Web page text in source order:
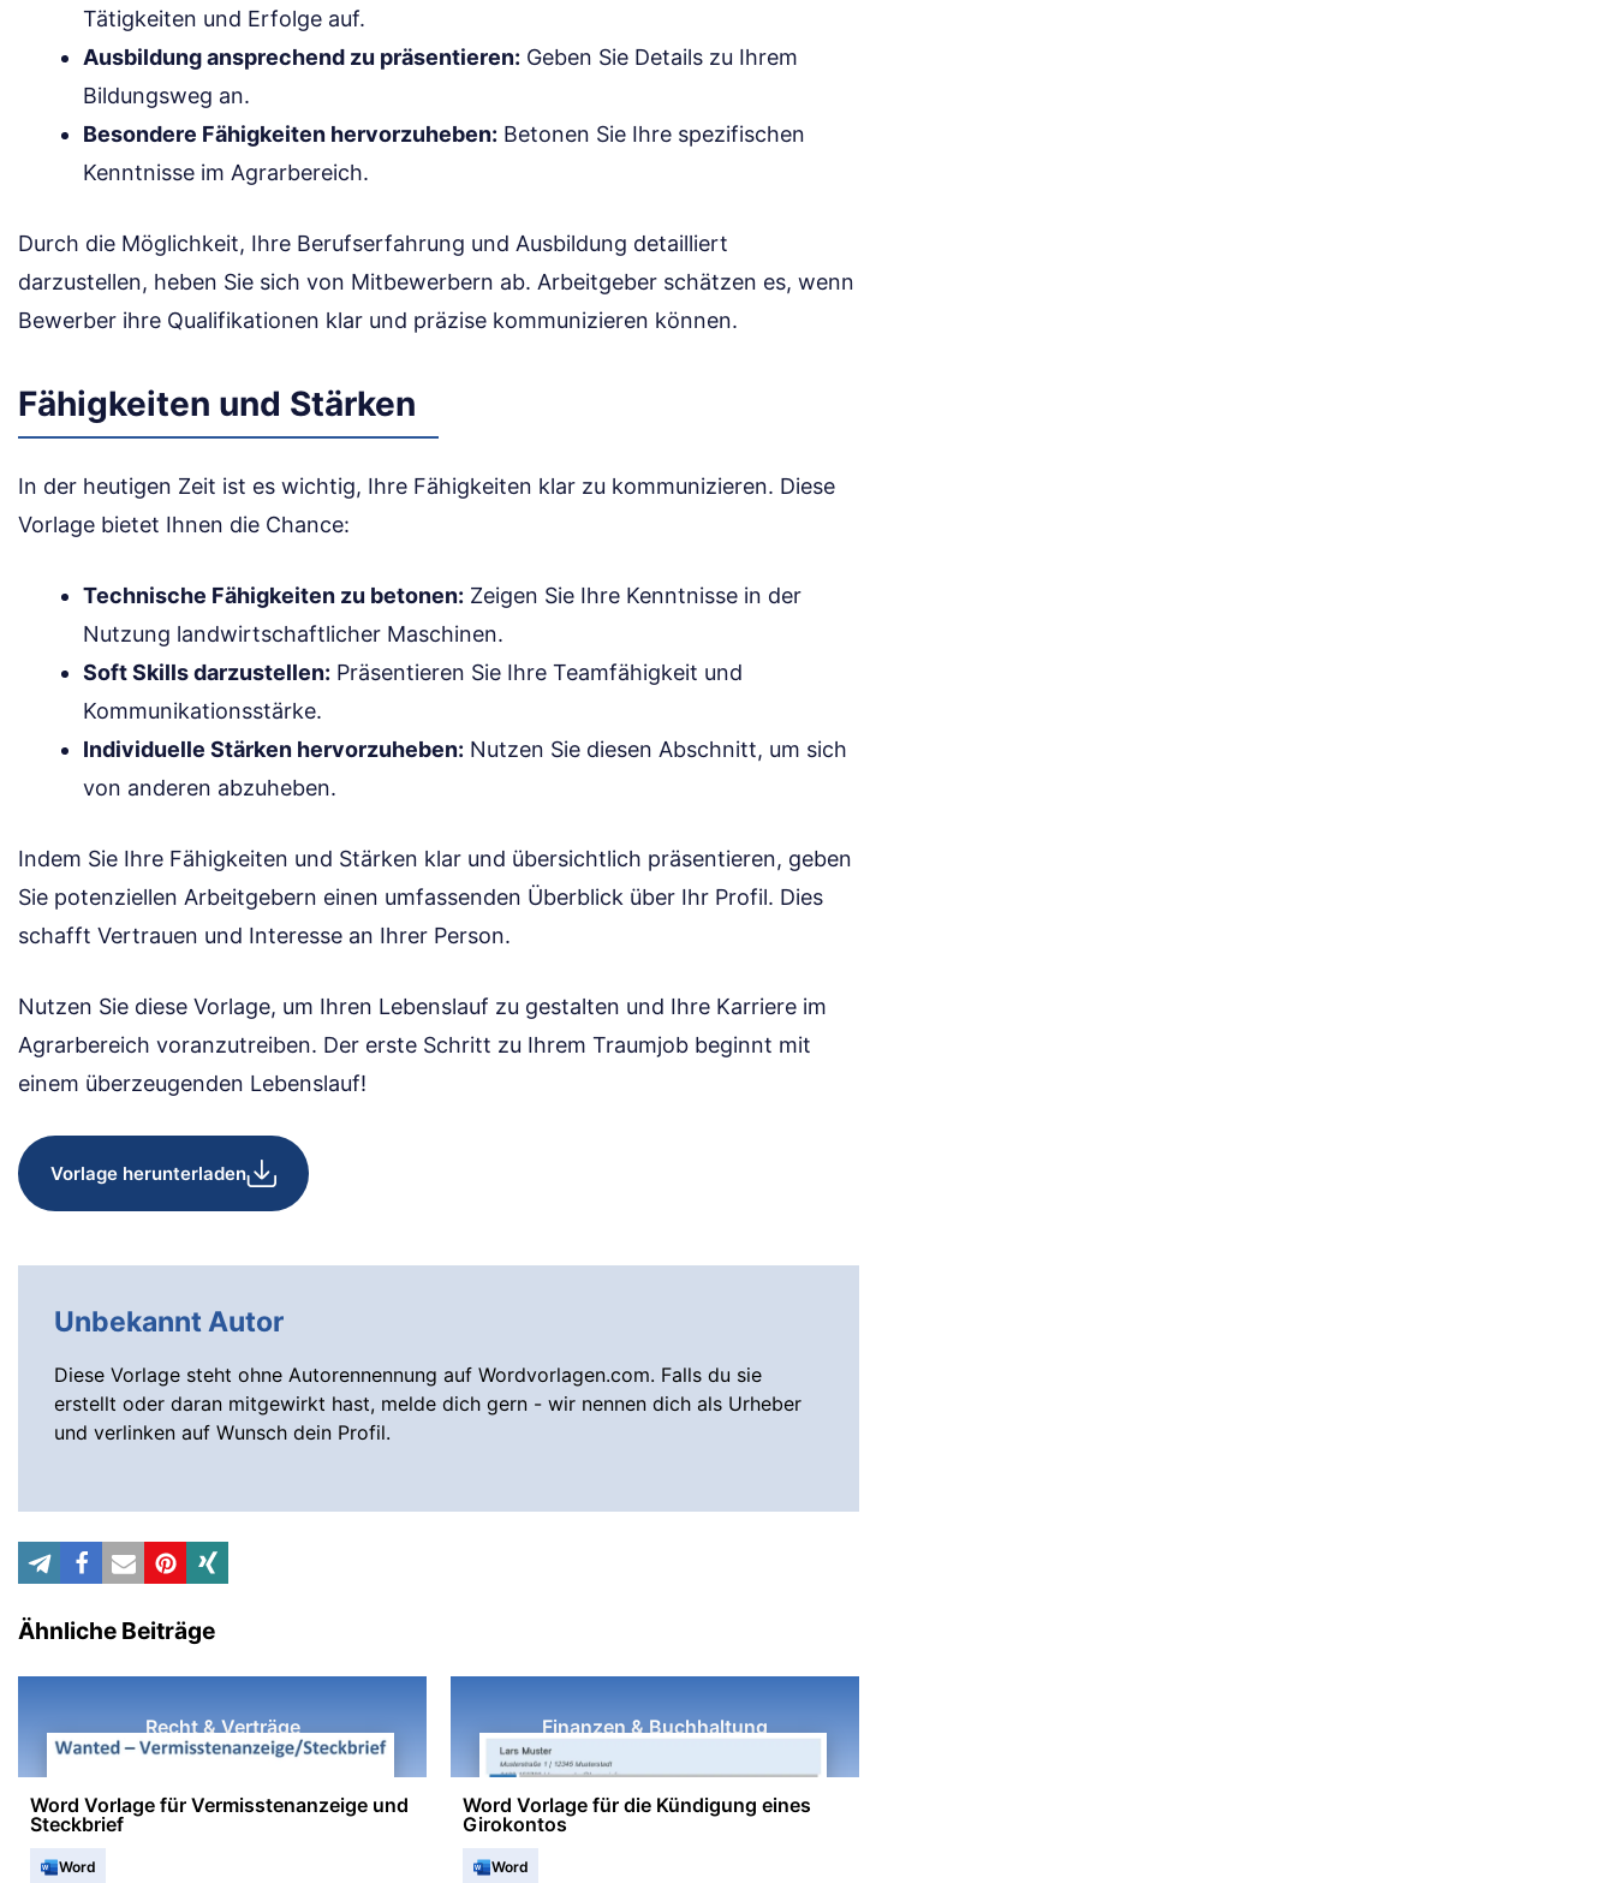
Tätigkeiten und Erfolge auf.
Ausbildung ansprechend zu präsentieren: Geben Sie Details zu Ihrem
Bildungsweg an.
Besondere Fähigkeiten hervorzuheben: Betonen Sie Ihre spezifischen
Kenntnisse im Agrarbereich.
Durch die Möglichkeit, Ihre Berufserfahrung und Ausbildung detailliert
darzustellen, heben Sie sich von Mitbewerbern ab. Arbeitgeber schätzen es, wenn
Bewerber ihre Qualifikationen klar und präzise kommunizieren können.
Fähigkeiten und Stärken
In der heutigen Zeit ist es wichtig, Ihre Fähigkeiten klar zu kommunizieren. Diese
Vorlage bietet Ihnen die Chance:
Technische Fähigkeiten zu betonen: Zeigen Sie Ihre Kenntnisse in der
Nutzung landwirtschaftlicher Maschinen.
Soft Skills darzustellen: Präsentieren Sie Ihre Teamfähigkeit und
Kommunikationsstärke.
Individuelle Stärken hervorzuheben: Nutzen Sie diesen Abschnitt, um sich
von anderen abzuheben.
Indem Sie Ihre Fähigkeiten und Stärken klar und übersichtlich präsentieren, geben
Sie potenziellen Arbeitgebern einen umfassenden Überblick über Ihr Profil. Dies
schafft Vertrauen und Interesse an Ihrer Person.
Nutzen Sie diese Vorlage, um Ihren Lebenslauf zu gestalten und Ihre Karriere im
Agrarbereich voranzutreiben. Der erste Schritt zu Ihrem Traumjob beginnt mit
einem überzeugenden Lebenslauf!
Vorlage herunterladen
Unbekannt Autor
Diese Vorlage steht ohne Autorennennung auf Wordvorlagen.com. Falls du sie
erstellt oder daran mitgewirkt hast, melde dich gern - wir nennen dich als Urheber
und verlinken auf Wunsch dein Profil.
Ähnliche Beiträge
Recht & Verträge
Word Vorlage für Vermisstenanzeige und
Steckbrief
Word
Finanzen & Buchhaltung
Word Vorlage für die Kündigung eines
Girokontos
Word